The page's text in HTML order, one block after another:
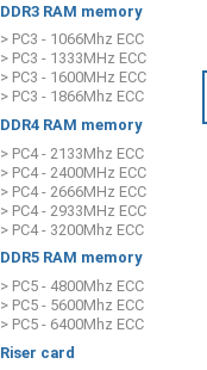
DDR3 RAM memory
> PC3 - 1066Mhz ECC
> PC3 - 1333MHz ECC
> PC3 - 1600MHz ECC
> PC3 - 1866Mhz ECC
DDR4 RAM memory
> PC4 - 2133Mhz ECC
> PC4 - 2400MHz ECC
> PC4 - 2666MHz ECC
> PC4 - 2933MHz ECC
> PC4 - 3200Mhz ECC
DDR5 RAM memory
> PC5 - 4800Mhz ECC
> PC5 - 5600Mhz ECC
> PC5 - 6400Mhz ECC
Riser card